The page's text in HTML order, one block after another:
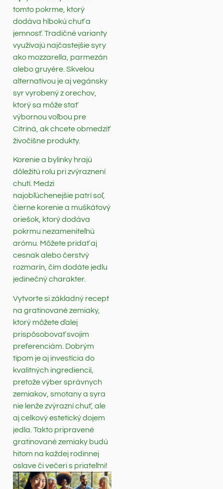
tomto pokrme, ktorý
dodáva hlbokú chuť a
jemnosť. Tradičné varianty
využívajú najčastejšie syry
ako mozzarella, parmezán
alebo gruyère. Skvelou
alternatívou je aj vegánsky
syr vyrobený z orechov,
ktorý sa môže stať
výbornou voľbou pre
Citriná, ak chcete obmedziť
živočíšne produkty.
Korenie a bylinky hrajú
dôležitú rolu pri zvýraznení
chutí. Medzi
najobľúchenejšie patrí soľ,
čierne korenie a muškátový
oriešok, ktorý dodáva
pokrmu nezameniteľnú
arómu. Môžete pridať aj
cesnak alebo čerstvý
rozmarín, čím dodáte jedlu
jedinečný charakter.
Vytvorte si základný recept
na gratinované zemiaky,
ktorý môžete ďalej
prispôsobovať svojim
preferenciám. Dobrým
tipom je aj investícia do
kvalitných ingrediencií,
pretože výber správnych
zemiakov, smotany a syra
nie lenže zvýrazní chuť, ale
aj celkový estetický dojem
jedla. Takto pripravené
gratinované zemiaky budú
hitom na každej rodinnej
oslave či večeri s priateľmi!